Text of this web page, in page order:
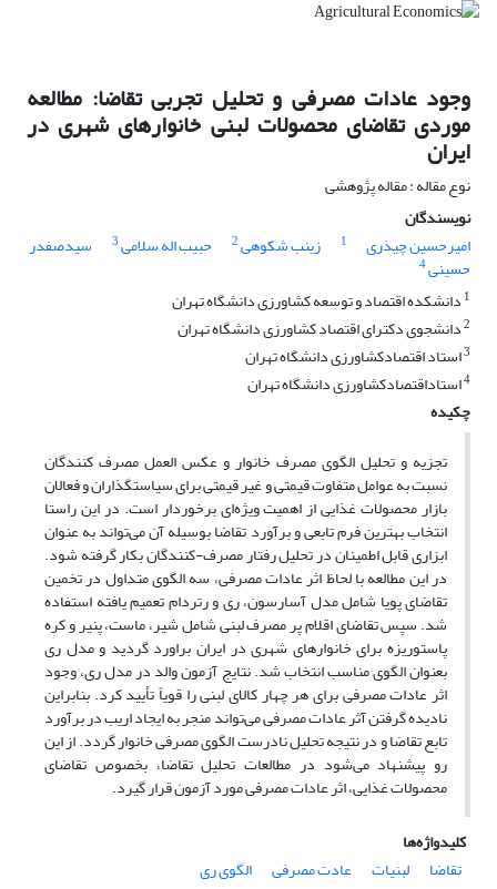
وجود عادات مصرفی و تحلیل تجربی تقاضا: مطالعه
موردی تقاضای محصولات لبنی خانوارهای شهری در
ایران
نوع مقاله : مقاله پژوهشی
نویسندگان
امیرحسین چیذری
1 زینب شکوهی2 حبیب اله سلامی3 سیدصفدر
حسینی4
1 دانشکده اقتصاد و توسعه کشاورزی دانشگاه تهران
2دانشجوی دکترای اقتصاد کشاورزی دانشگاه تهران
3استاد اقتصادکشاورزی دانشگاه تهران
4استاداقتصادکشاورزی دانشگاه تهران
چکیده
تجزیه و تحلیل الگوی مصرف خانوار و عکس العمل مصرف کنندگان
نسبت به عوامل متفاوت قیمتی و غیر قیمتی برای سیاستگذاران و فعالان
بازار محصولات غذایی از اهمیت ویژه‌ای برخوردار است. در این راستا
انتخاب بهترین فرم تابعی و برآورد تقاضا بوسیله آن می‌تواند به عنوان
ابزاری قابل اطمینان در تحلیل رفتار مصرف-کنندگان بکار گرفته شود.
در این مطالعه با لحاظ اثر عادات مصرفی، سه الگوی متداول در تخمین
تقاضای پویا شامل مدل آسارسون، ری و رتردام تعمیم یافته استفاده
شد. سپس تقاضای اقلام پر مصرف لبنی شامل شیر، ماست، پنیر و کره
پاستوریزه برای خانوارهای شهری در ایران براورد گردید و مدل ری
بعنوان الگوی مناسب انتخاب شد. نتایج آزمون والد در مدل ری، وجود
اثر عادات مصرفی برای هر چهار کالای لبنی را قویاً تأیید کرد. بنابراین
نادیده گرفتن آثر عادات مصرفی می‌تواند منجر به ایجاد اریب در برآورد
تابع تقاضا و در نتیجه تحلیل نادرست الگوی مصرفی خانوار گردد. از این
رو پیشنهاد می‌شود در مطالعات تحلیل تقاضا، بخصوص تقاضای
محصولات غذایی، اثر عادات مصرفی مورد آزمون قرار گیرد.
کلیدواژه‌ها
تقاضا
لبنیات عادت مصرفی
الگوی ری